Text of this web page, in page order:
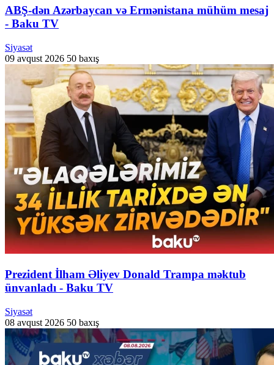
ABŞ-dən Azərbaycan və Ermənistana mühüm mesaj
- Baku TV
Siyasət
09 avqust 2026 50 baxış
Prezident İlham Əliyev Donald Trampa məktub
ünvanladı - Baku TV
Siyasət
08 avqust 2026 50 baxış